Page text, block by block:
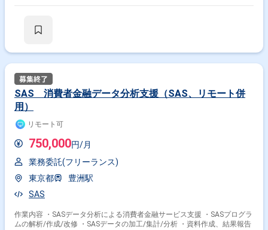
SAS 消費者金融データ分析支援（SAS、リモート併
用）
リモート可
750,000円/月
業務委託(フリーランス)
東京都
豊洲駅
SAS
作業内容 ・SASデータ分析による消費者金融サービス支援 ・SASプログラ
ムの解析/作成/改修 ・SASデータの加工/集計/分析 ・資料作成、結果報告